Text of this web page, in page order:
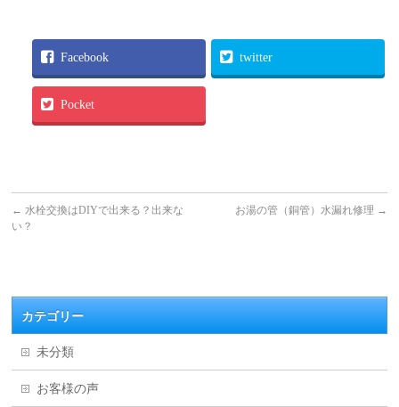
Facebook twitter
Pocket
← 水栓交換はDIYで出来る？出来な
い？
お湯の管（銅管）水漏れ修理 →
カテゴリー
未分類
お客様の声